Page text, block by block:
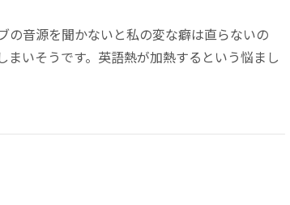
の音源を聞かないと私の変な癖は直らないの
まいそうです。英語熱が加熱するという悩まし